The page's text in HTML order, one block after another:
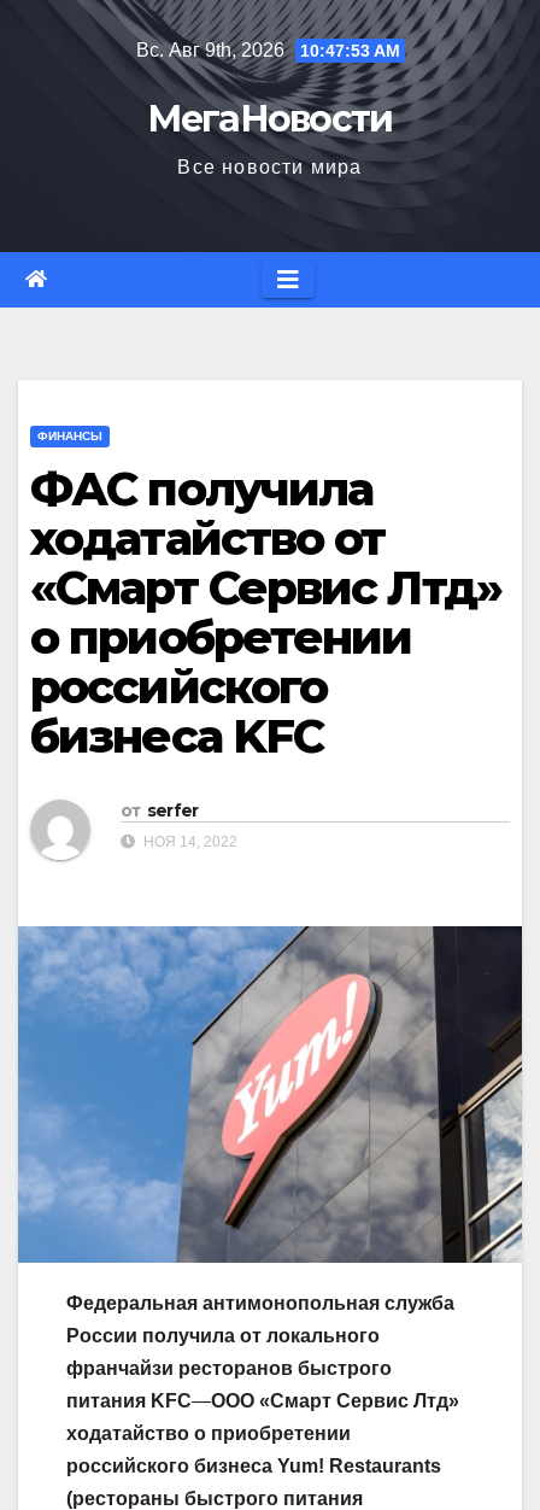
Вс. Авг 9th, 2026 10:47:54 AM
МегаНовости
Все новости мира
ФИНАНСЫ
ФАС получила
ходатайство от
«Смарт Сервис Лтд»
о приобретении
российского
бизнеса KFC
от serfer
НОЯ 14, 2022
Федеральная антимонопольная служба
России получила от локального
франчайзи ресторанов быстрого
питания KFC—ООО «Смарт Сервис Лтд»
ходатайство о приобретении
российского бизнеса Yum! Restaurants
(рестораны быстрого питания